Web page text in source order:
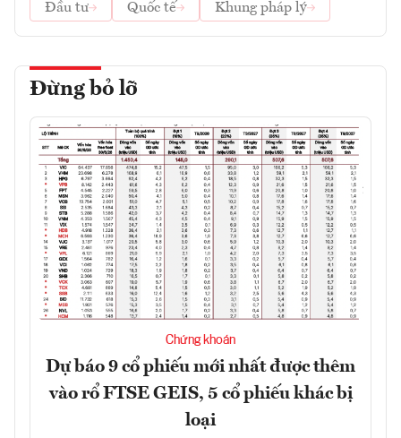
Đầu tư
Quốc tế Khung pháp lý
Đừng bỏ lỡ
Chứng khoán
Dự báo 9 cổ phiếu mới nhất được thêm
vào rổ FTSE GEIS, 5 cổ phiếu khác bị
loại